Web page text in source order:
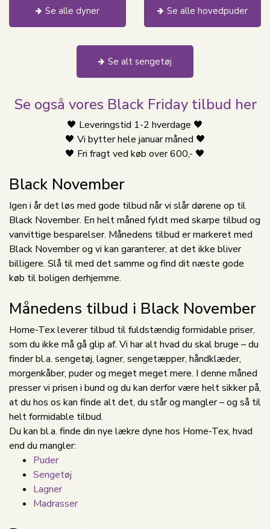
Se alle dyner Se alle hovedpuder
Se alt sengetøj
Se også vores Black Friday tilbud her
🖤 Leveringstid 1-2 hverdage 🖤
🖤 Vi bytter hele januar måned 🖤
🖤 Fri fragt ved køb over 600,- 🖤
Black November
Igen i år det løs med gode tilbud når vi slår dørene op til
Black November. En helt måned fyldt med skarpe tilbud og
vanvittige besparelser. Månedens tilbud er markeret med
Black November og vi kan garanterer, at det ikke bliver
billigere. Slå til med det samme og find dit næste gode
køb til boligen derhjemme.
Månedens tilbud i Black November
Home-Tex leverer tilbud til fuldstændig formidable priser,
som du ikke må gå glip af. Vi har alt hvad du skal bruge – du
finder bl.a. sengetøj, lagner, sengetæpper, håndklæder,
morgenkåber, puder og meget meget mere. I denne måned
presser vi prisen i bund og du kan derfor være helt sikker på,
at du hos os kan finde alt det, du står og mangler – og så til
helt formidable tilbud.
Du kan bl.a. finde din nye lækre dyne hos Home-Tex, hvad
end du mangler:
Puder
Sengetøj
Lagner
Madrasser